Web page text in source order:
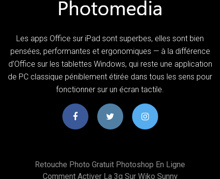
Les apps Office sur iPad sont superbes, elles sont bien
pensées, performantes et ergonomiques — à la différence
d’Office sur les tablettes Windows, qui reste une application
de PC classique péniblement étirée dans tous les sens pour
fonctionner sur un écran tactile.
Retouche Photo Gratuit Photoshop En Ligne
Comment Activer La 3g Sur Wiko Sunny